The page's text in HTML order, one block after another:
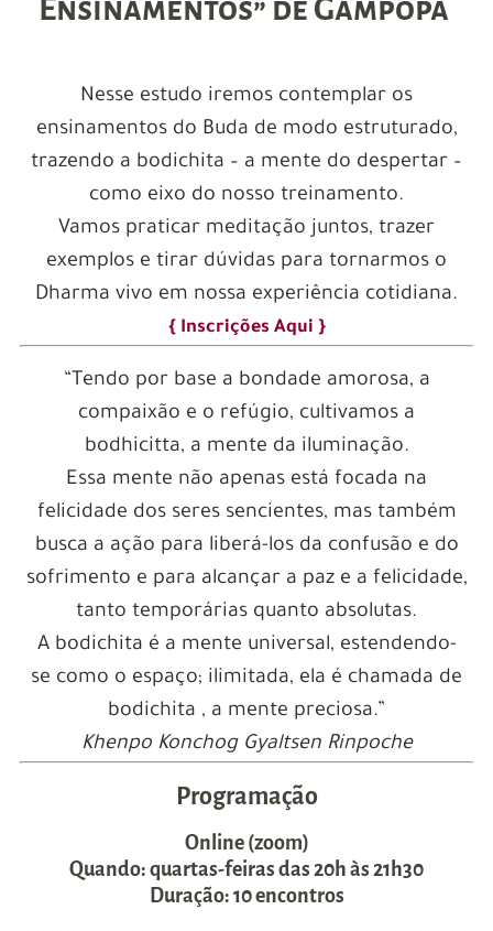
Ensinamentos” de Gampopa
Nesse estudo iremos contemplar os
ensinamentos do Buda de modo estruturado,
trazendo a bodichita – a mente do despertar –
como eixo do nosso treinamento.
Vamos praticar meditação juntos, trazer
exemplos e tirar dúvidas para tornarmos o
Dharma vivo em nossa experiência cotidiana.
{ Inscrições Aqui }
“Tendo por base a bondade amorosa, a
compaixão e o refúgio, cultivamos a
bodhicitta, a mente da iluminação.
Essa mente não apenas está focada na
felicidade dos seres sencientes, mas também
busca a ação para liberá-los da confusão e do
sofrimento e para alcançar a paz e a felicidade,
tanto temporárias quanto absolutas.
A bodichita é a mente universal, estendendo-
se como o espaço; ilimitada, ela é chamada de
bodichita , a mente preciosa.”
Khenpo Konchog Gyaltsen Rinpoche
Programação
Online (zoom)
Quando: quartas-feiras das 20h às 21h30
Duração: 10 encontros